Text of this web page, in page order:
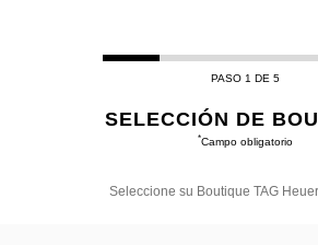
PASO 1 DE 5
SELECCIÓN DE
*Campo obligatorio
Seleccione su Boutique TAG